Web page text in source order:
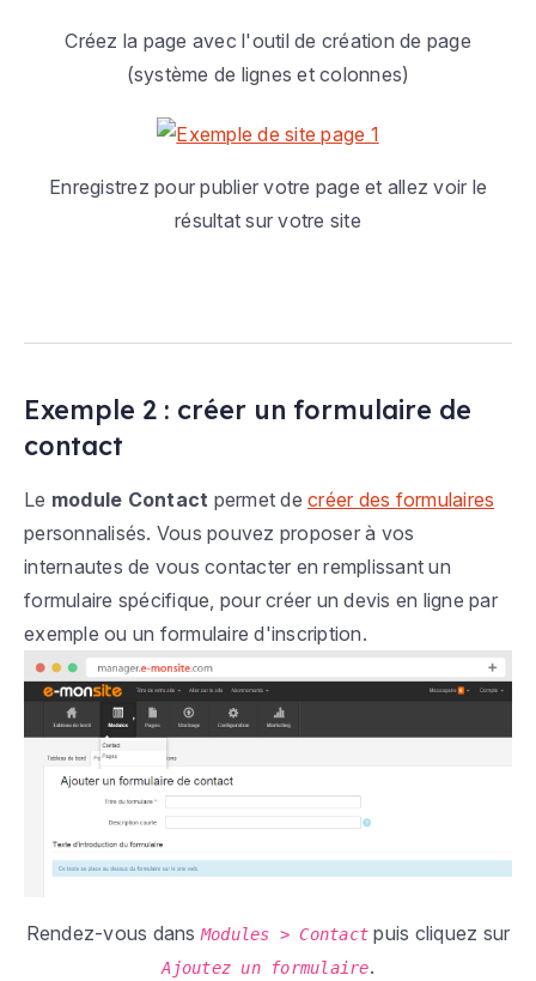
Créez la page avec l'outil de création de page
(système de lignes et colonnes)
Enregistrez pour publier votre page et allez voir le
résultat sur votre site
Exemple 2 : créer un formulaire de
contact
Le module Contact permet de créer des formulaires
personnalisés. Vous pouvez proposer à vos
internautes de vous contacter en remplissant un
formulaire spécifique, pour créer un devis en ligne par
exemple ou un formulaire d'inscription.
Rendez-vous dans Modules > Contact puis cliquez sur
Ajoutez un formulaire.